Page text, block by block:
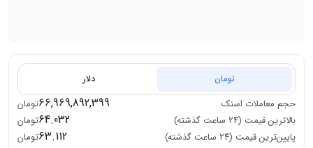
تومان دلار
حجم معاملات اسنک 66,969,892,399تومان
بالاترین قیمت (۲۴ ساعت گذشته)
64.032تومان
پایین‌ترین قیمت (۲۴ ساعت گذشته)
63.112تومان